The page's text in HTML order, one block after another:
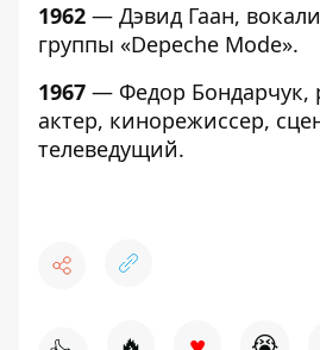
1962 — Дэвид Гаан,
группы «Depeche Mode».
1967 — Федор Бондарчук,
актер, кинорежиссер,
телеведущий.